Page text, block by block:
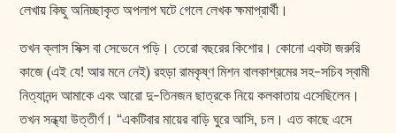
লেখায় কিছু অনিচ্ছাকৃত অপলাপ ঘটে গেলে লেখক ক্ষমাপ্রার্থী।
তখন ক্লাস সিক্স বা সেভেনে পড়ি। তেরো বছরের কিশোর। কোনো একটা জরুরি
কাজে (এই যে! আর মনে নেই) রহড়া রামকৃষ্ণ মিশন বালকাশ্রমের সহ-সচিব স্বামী
নিত্যানন্দ আমাকে এবং আরো দু-তিনজন ছাত্রকে নিয়ে কলকাতায় এসেছিলেন।
তখন সন্ধ্যা উত্তীর্ণ। “একটিবার মায়ের বাড়ি ঘুরে আসি, চল। এত কাছে এসে